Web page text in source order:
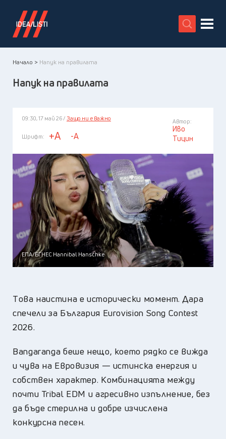
X
Начало > Напук на правилата
Напук на правилата
09:30, 17 май 26 / Защо ни е важно
Шрифт: +A -A
Автор:
Иво
Тицин
ЕПА/БГНЕС Hannibal Hanschke
Tова наистина е исторически момент. Дара
спечели за България Eurovision Song Contest
2026.
Bangaranga беше нещо, което рядко се вижда
и чува на Евровизия — истинска енергия и
собствен характер. Комбинацията между
почти Tribal EDM и агресивно изпълнение, без
да бъде стерилна и добре изчислена
конкурсна песен.